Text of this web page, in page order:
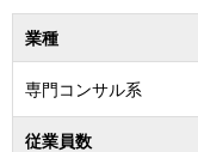
業種
専門コンサル系
従業員数